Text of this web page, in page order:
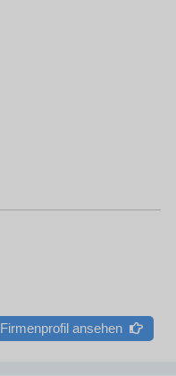
Firmenprofil ansehen